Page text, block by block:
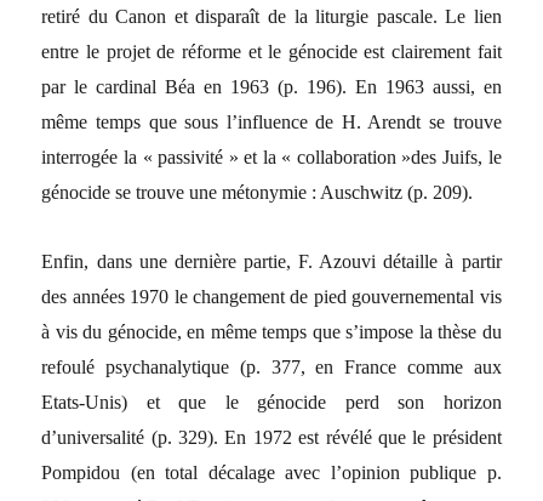
retiré du Canon et disparaît de la liturgie pascale. Le lien
entre le projet de réforme et le génocide est clairement fait
par le cardinal Béa en 1963 (p. 196). En 1963 aussi, en
même temps que sous l’influence de H. Arendt se trouve
interrogée la « passivité » et la « collaboration »des Juifs, le
génocide se trouve une métonymie : Auschwitz (p. 209).
Enfin, dans une dernière partie, F. Azouvi détaille à partir
des années 1970 le changement de pied gouvernemental vis
à vis du génocide, en même temps que s’impose la thèse du
refoulé psychanalytique (p. 377, en France comme aux
Etats-Unis) et que le génocide perd son horizon
d’universalité (p. 329). En 1972 est révélé que le président
Pompidou (en total décalage avec l’opinion publique p.